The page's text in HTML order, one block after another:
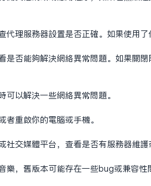
理服务器设置是否正确。如果使用
否能够解决网络异常问题。如果关
以解决一些网络异常问题。
重启你的电脑或手机。
交媒体平台，查看是否有服务器维护
，旧版本可能存在一些bug或兼容性